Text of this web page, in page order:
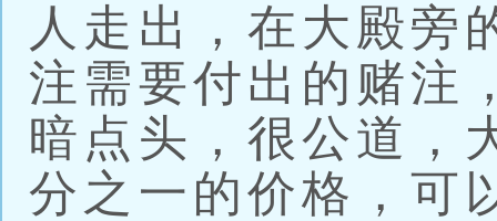
人走出，在大殿旁
注需要付出的赌注
暗点头，很公道，
分之一的价格，可